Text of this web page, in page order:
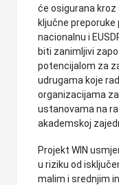
će osigurana kroz
ključne
nacionalnu i
biti zanimljivi
potencijalom za
udrugama koje
organizacijama
ustanovama na
akademskoj
Projekt WIN
u riziku od
malim i srednjim